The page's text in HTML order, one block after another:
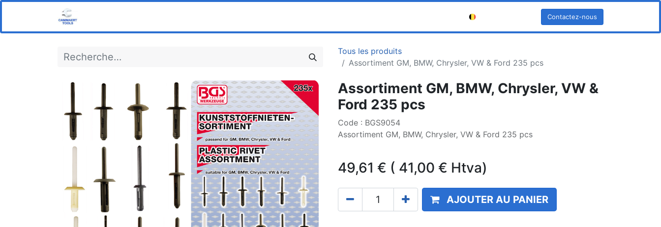
Contactez-nous
Tous les produits
Assortiment GM, BMW, Chrysler, VW & Ford 235 pcs
Assortiment GM, BMW, Chrysler, VW &
Ford 235 pcs
Code : BGS9054
Assortiment GM, BMW, Chrysler, VW & Ford 235 pcs
49,61 € ( 41,00 € Htva)
AJOUTER AU PANIER